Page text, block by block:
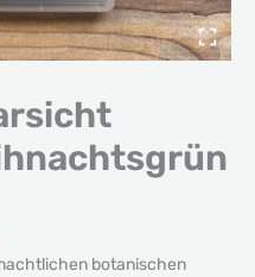
botanischen